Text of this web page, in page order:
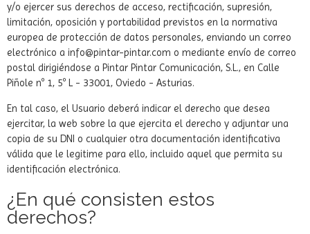
y/o ejercer sus derechos de acceso, rectificación, supresión,
limitación, oposición y portabilidad previstos en la normativa
europea de protección de datos personales, enviando un correo
electrónico a info@pintar-pintar.com o mediante envío de correo
postal dirigiéndose a Pintar Pintar Comunicación, S.L., en Calle
Piñole nº 1, 5º L - 33001, Oviedo - Asturias.
En tal caso, el Usuario deberá indicar el derecho que desea
ejercitar, la web sobre la que ejercita el derecho y adjuntar una
copia de su DNI o cualquier otra documentación identificativa
válida que le legitime para ello, incluido aquel que permita su
identificación electrónica.
¿En qué consisten estos
derechos?